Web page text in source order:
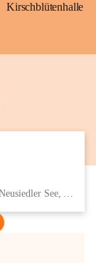
Kirschblütenhalle
Eisenstädter Straße 18, 7091 Breitenbrunn am Neusiedler See, AUT